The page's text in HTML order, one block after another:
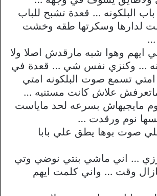
البلكونه … قعدة تشبح للباب
لدارها وسكرتها طقه وخشت
…
ايهم وهوا شبه مارقدش اصلا ولا
… وكنزي نفس شي … قعدة في
تسمع صوت البلكونه امتي
علاش كانت مستنيه …
مايجيهاش بسرعه لحد ماياست
نوم ورقدت …
صوت بوها يطق علي بابا
… اني ماشي بنتي نوضي وتي
وقت … واني كلمت ايهم